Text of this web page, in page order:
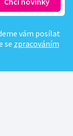
vám posílat
se zpracováním